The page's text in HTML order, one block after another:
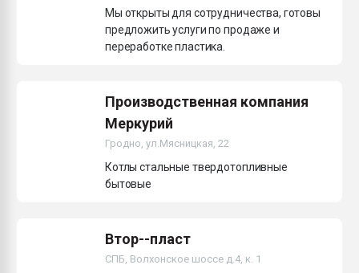
Мы открыты для сотрудничества, готовы
предложить услуги по продаже и
переработке пластика.
Производственная компания
Меркурий
Гродно, ул.Мясницкая, 22
Котлы стальные твердотопливные
бытовые
Втор--пласт
СПБ, Волхонское шоссе д.4, к. 1